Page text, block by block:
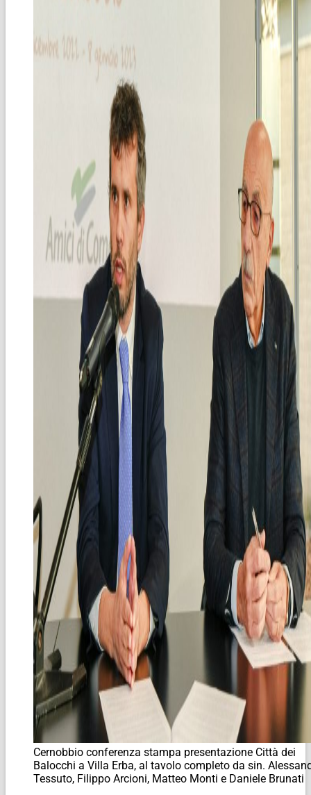
Cernobbio conferenza stampa presentazione Città dei
Balocchi a Villa Erba, al tavolo completo da sin.
Tessuto, Filippo Arcioni, Matteo Monti e Daniele Brunati